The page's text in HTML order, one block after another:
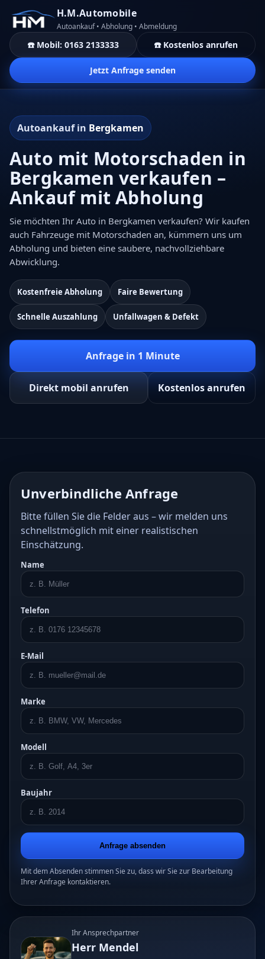
H.M.Automobile
Autoankauf • Abholung • Abmeldung
☎️ Mobil: 0163 2133333 ☎️ Kostenlos anrufen
Jetzt Anfrage senden
Autoankauf in Bergkamen
Auto mit Motorschaden in
Bergkamen verkaufen –
Ankauf mit Abholung
Sie möchten Ihr Auto in Bergkamen verkaufen? Wir kaufen
auch Fahrzeuge mit Motorschaden an, kümmern uns um
Abholung und bieten eine saubere, nachvollziehbare
Abwicklung.
Kostenfreie Abholung Faire Bewertung
Schnelle Auszahlung Unfallwagen & Defekt
Anfrage in 1 Minute
Direkt mobil anrufen Kostenlos anrufen
Unverbindliche Anfrage
Bitte füllen Sie die Felder aus – wir melden uns
schnellstmöglich mit einer realistischen
Einschätzung.
Name
Telefon
E-Mail
Marke
Modell
Baujahr
Anfrage absenden
Mit dem Absenden stimmen Sie zu, dass wir Sie zur Bearbeitung
Ihrer Anfrage kontaktieren.
Ihr Ansprechpartner
Herr Mendel